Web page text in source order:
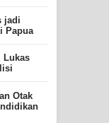
jadi
Papua
Lukas
Otak